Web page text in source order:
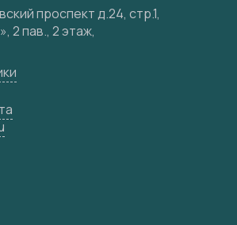
проспект д.24, стр.1,
2 пав., 2 этаж,